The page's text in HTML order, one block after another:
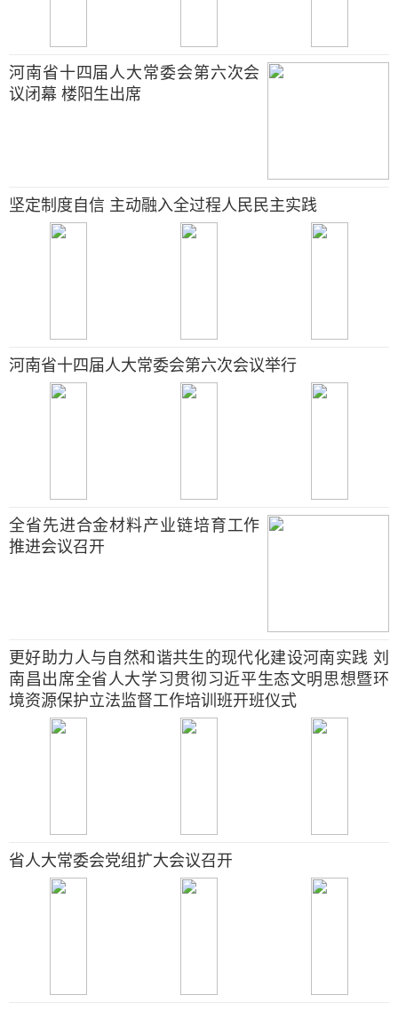
河南省十四届人大常委会第六次会
议闭幕 楼阳生出席
坚定制度自信 主动融入全过程人民民主实践
河南省十四届人大常委会第六次会议举行
全省先进合金材料产业链培育工作
推进会议召开
更好助力人与自然和谐共生的现代化建设河南实践 刘
南昌出席全省人大学习贯彻习近平生态文明思想暨环
境资源保护立法监督工作培训班开班仪式
省人大常委会党组扩大会议召开